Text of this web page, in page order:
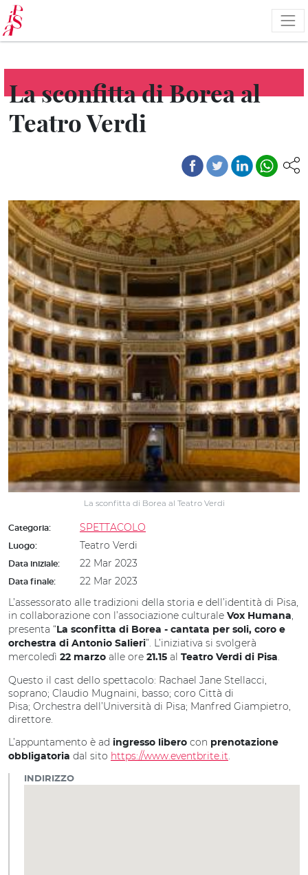
Salta
al
contenuto
principale
La sconfitta di Borea al
Teatro Verdi
La sconfitta di Borea al Teatro Verdi
Categoria: SPETTACOLO
Luogo: Teatro Verdi
Data iniziale: 22 Mar 2023
Data finale:
22 Mar 2023
L’assessorato alle tradizioni della storia e dell’identità di Pisa,
in collaborazione con l’associazione culturale Vox Humana,
presenta “ La sconfitta di Borea - cantata per soli, coro e
orchestra di Antonio Salieri”. L’iniziativa si svolgerà
mercoledì 22 marzo alle ore 21.15 al Teatro Verdi di Pisa.
Questo il cast dello spettacolo: Rachael Jane Stellacci,
soprano; Claudio Mugnaini, basso; coro Città di
Pisa; Orchestra dell’Università di Pisa; Manfred Giampietro,
direttore.
L’appuntamento è ad ingresso libero con prenotazione
obbligatoria dal sito https://www.eventbrite.it.
INDIRIZZO